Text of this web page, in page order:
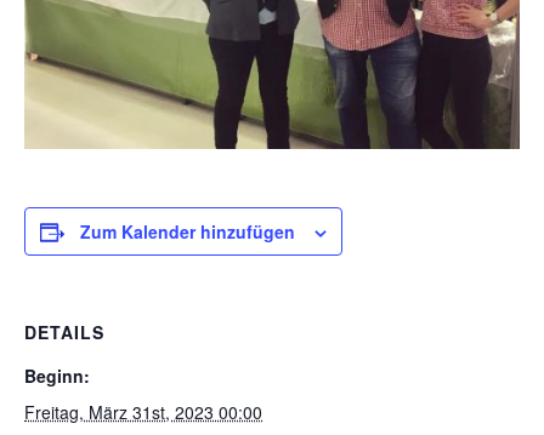
Zum Kalender hinzufügen
DETAILS
Beginn:
Freitag, März 31st, 2023 00:00